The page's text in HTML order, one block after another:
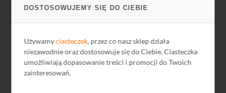
DOSTOSOWUJEMY SIĘ DO CIEBIE
Używamyciasteczek, przez co nasz sklep działa
niezawodnie oraz dostosowuje się do Ciebie. Ciasteczka
umożliwiają dopasowanie treści i promocji do Twoich
zainteresowań.
Dokument potwierdzający zgodność z ogólnymi wymogami
bezpieczeństwa zawartymi w Rozdziale II Dyrektywy Unii
Europejskiej nr 2001/95/WE z dnia 3 grudnia 2001 r. poprzez
spełnienie wytycznych normy